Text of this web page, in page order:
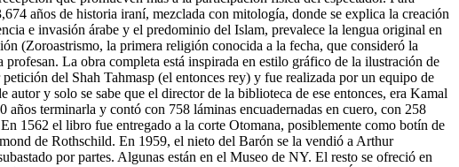
años de historia iraní, mezclada con mitología, donde se explica la creación
e invasión árabe y el predominio del Islam, prevalece la lengua original en
(Zoroastrismo, la primera religión conocida a la fecha, que consideró la
La obra completa está inspirada en estilo gráfico de la ilustración de
del Shah Tahmasp (el entonces rey) y fue realizada por un equipo de
y solo se sabe que el director de la biblioteca de ese entonces, era Kamal
terminarla y contó con 758 láminas encuadernadas en cuero, con 258
1562 el libro fue entregado a la corte Otomana, posiblemente como botín de
de Rothschild. En 1959, el nieto del Barón se la vendió a Arthur
por partes. Algunas están en el Museo de NY. El resto se ofreció en